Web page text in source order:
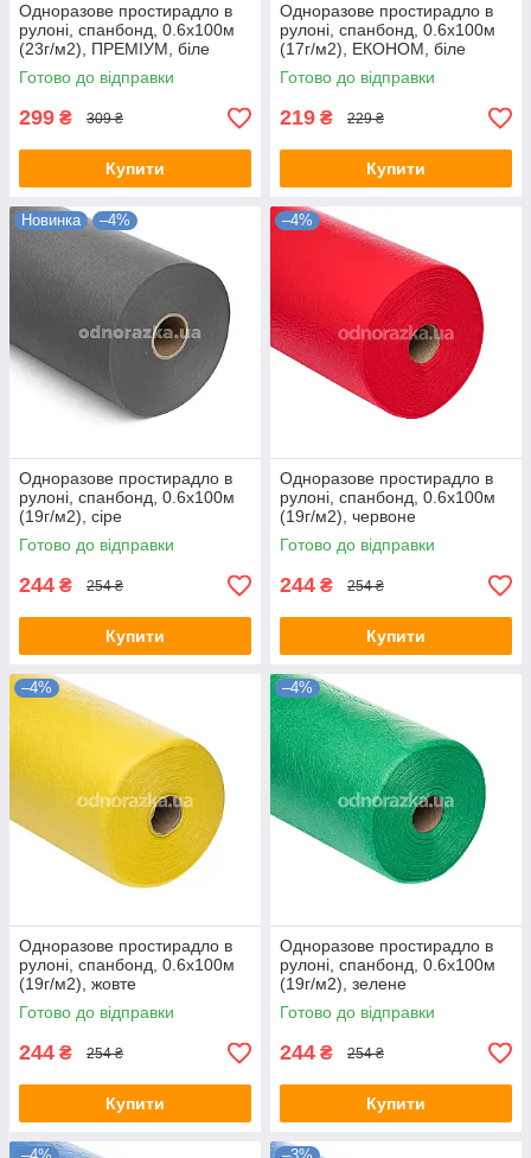
Одноразове простирадло в
рулоні, спанбонд, 0.6х100м
(23г/м2), ПРЕМІУМ, біле
Готово до відправки
299 ₴ 309 ₴
Купити
Одноразове простирадло в
рулоні, спанбонд, 0.6х100м
(17г/м2), ЕКОНОМ, біле
Готово до відправки
219 ₴ 229 ₴
Купити
Новинка –4%
Одноразове простирадло в
рулоні, спанбонд, 0.6х100м
(19г/м2), сіре
Готово до відправки
244 ₴ 254 ₴
Купити
–4%
Одноразове простирадло в
рулоні, спанбонд, 0.6х100м
(19г/м2), червоне
Готово до відправки
244 ₴ 254 ₴
Купити
–4%
Одноразове простирадло в
рулоні, спанбонд, 0.6х100м
(19г/м2), жовте
Готово до відправки
244 ₴ 254 ₴
Купити
–4%
Одноразове простирадло в
рулоні, спанбонд, 0.6х100м
(19г/м2), зелене
Готово до відправки
244 ₴ 254 ₴
Купити